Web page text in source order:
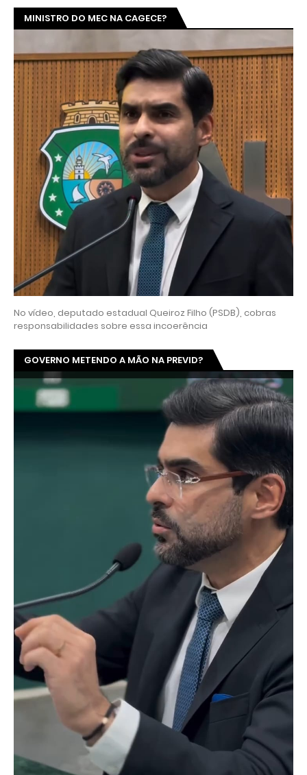
MINISTRO DO MEC NA CAGECE?
No vídeo, deputado estadual Queiroz Filho (PSDB), cobras
responsabilidades sobre essa incoerência
GOVERNO METENDO A MÃO NA PREVID?